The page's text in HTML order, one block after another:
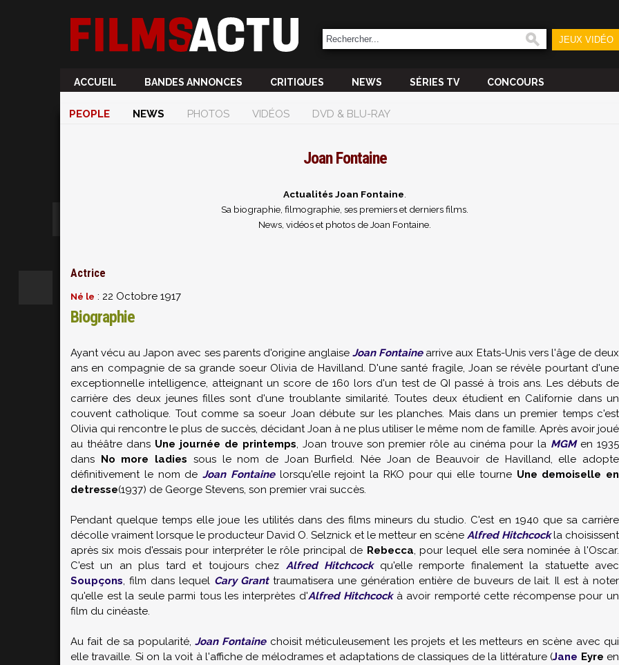
JEUX VIDÉO
ACCUEIL BANDES ANNONCES CRITIQUES NEWS SÉRIES TV CONCOURS
PEOPLE NEWS PHOTOS VIDÉOS DVD & BLU-RAY
Joan Fontaine
Actualités Joan Fontaine
Sa biographie, filmographie, ses premiers et derniers films.
News, vidéos et photos de Joan Fontaine.
Actrice
Né le : 22 Octobre 1917
Biographie
Ayant vécu au Japon avec ses parents d'origine anglaiseJoan Fontainearrive aux Etats-Unis vers l'âge de deux
ans en compagnie de sa grande soeur Olivia de Havilland. D'une santé fragile, Joan se révèle pourtant d'une
exceptionnelle intelligence, atteignant un score de 160 lors d'un test de QI passé à trois ans. Les débuts de
carrière des deux jeunes filles sont d'une troublante similarité. Toutes deux étudient en Californie dans un
couvent catholique. Tout comme sa soeur Joan débute sur les planches. Mais dans un premier temps c'est
Olivia qui rencontre le plus de succès, décidant Joan à ne plus utiliser le même nom de famille. Après avoir joué
au théâtre dans Une journée de printemps, Joan trouve son premier rôle au cinéma pour la MGMen 1935
dans No more ladies sous le nom de Joan Burfield. Née Joan de Beauvoir de Havilland, elle adopte
définitivement le nom de Joan Fontainelorsqu'elle rejoint la RKO pour qui elle tourne Une demoiselle en
detresse(1937) de George Stevens, son premier vrai succès.
Pendant quelque temps elle joue les utilités dans des films mineurs du studio. C'est en 1940 que sa carrière
décolle vraiment lorsque le producteur David O. Selznick et le metteur en scène Alfred Hitchcockla choisissent
après six mois d'essais pour interpréter le rôle principal de Rebecca, pour lequel elle sera nominée à l'Oscar.
C'est un an plus tard et toujours chez Alfred Hitchcockqu'elle remporte finalement la statuette avec
Soupçons, film dans lequel Cary Granttraumatisera une génération entière de buveurs de lait. Il est à noter
qu'elle est la seule parmi tous les interprètes d'Alfred Hitchcockà avoir remporté cette récompense pour un
film du cinéaste.
Au fait de sa popularité,Joan Fontainechoisit méticuleusement les projets et les metteurs en scène avec qui
elle travaille. Si on la voit à l'affiche de mélodrames et adaptations de classiques de la littérature (Jane Eyre en